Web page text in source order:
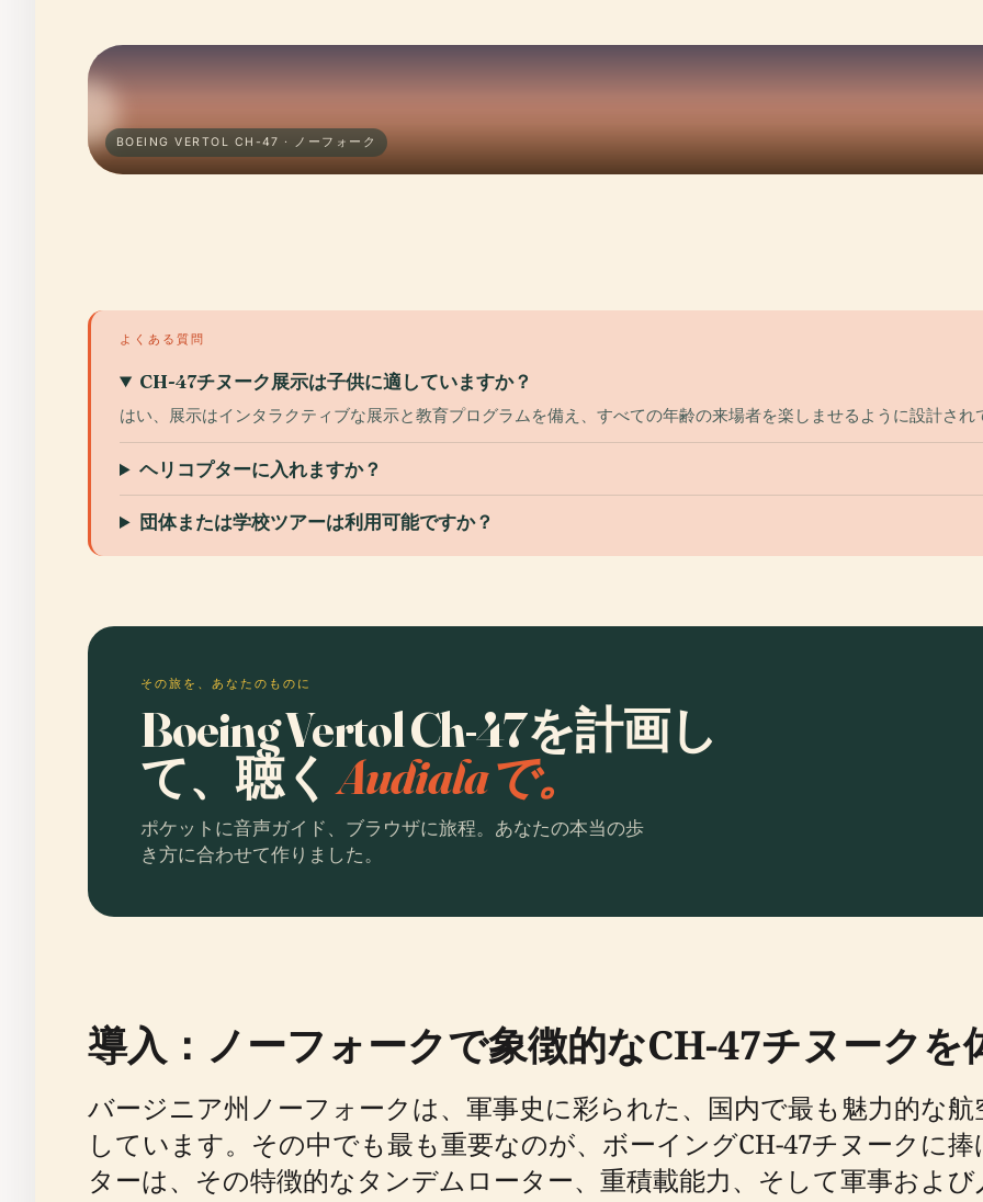
BOEING VERTOL CH-47 · ノーフォーク
よくある質問
CH-47チヌーク展示は子供に適していますか？
はい、展示はインタラクティブな展示と教育プログラムを備え、すべての年齢の来場者を楽しませるように設計され
ヘリコプターに入れますか？
団体または学校ツアーは利用可能ですか？
その旅を、あなたのものに
Boeing Vertol Ch-47を計画し
て、聴くAudialaで。
ポケットに音声ガイド、ブラウザに旅程。あなたの本当の歩
き方に合わせて作りました。
導入：ノーフォークで象徴的なCH-47チヌークを
バージニア州ノーフォークは、軍事史に彩られた、国内で最も魅力的な
しています。その中でも最も重要なのが、ボーイングCH-47チヌークに
ターは、その特徴的なタンデムローター、重積載能力、そして軍事およ